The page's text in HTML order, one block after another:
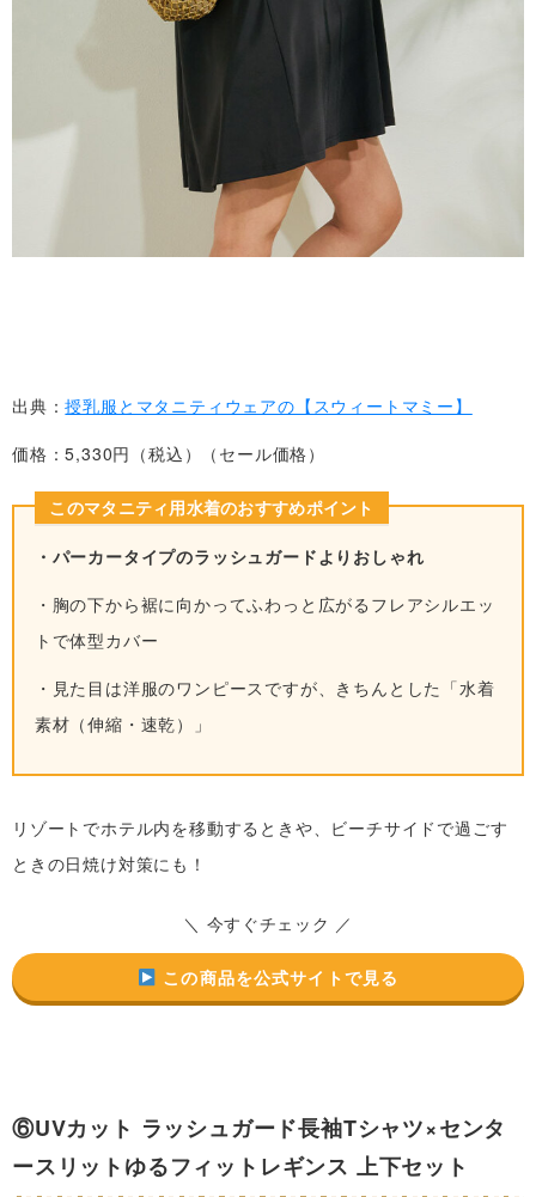
出典：授乳服とマタニティウェアの【スウィートマミー】
価格：5,330円（税込）（セール価格）
このマタニティ用水着のおすすめポイント
・パーカータイプのラッシュガードよりおしゃれ
・胸の下から裾に向かってふわっと広がるフレアシルエッ
トで体型カバー
・見た目は洋服のワンピースですが、きちんとした「水着
素材（伸縮・速乾）」
リゾートでホテル内を移動するときや、ビーチサイドで過ごす
ときの日焼け対策にも！
＼ 今すぐチェック ／
この商品を公式サイトで見る
⑥UVカット ラッシュガード長袖Tシャツ×センタ
ースリットゆるフィットレギンス 上下セット